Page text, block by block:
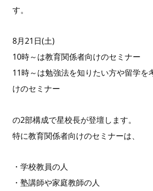
す。
8月21日(土)
10時～は教育関係者向けのセミナー
11時～は勉強法を知りたい方や留学を
けのセミナー
の2部構成で星校長が登壇します。
特に教育関係者向けのセミナーは、
・学校教員の人
・塾講師や家庭教師の人